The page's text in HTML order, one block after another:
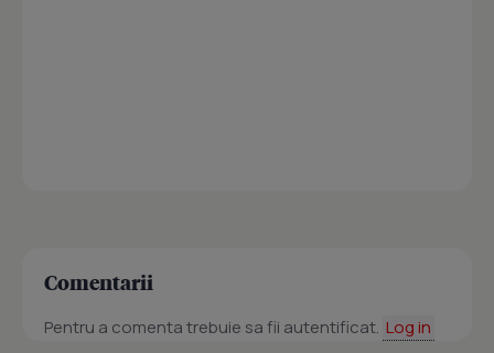
Comentarii
Pentru a comenta trebuie sa fii autentificat. Log in